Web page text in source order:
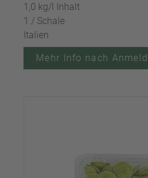
1,0 kg/l Inhalt
1 / Schale
Italien
Mehr Info nach